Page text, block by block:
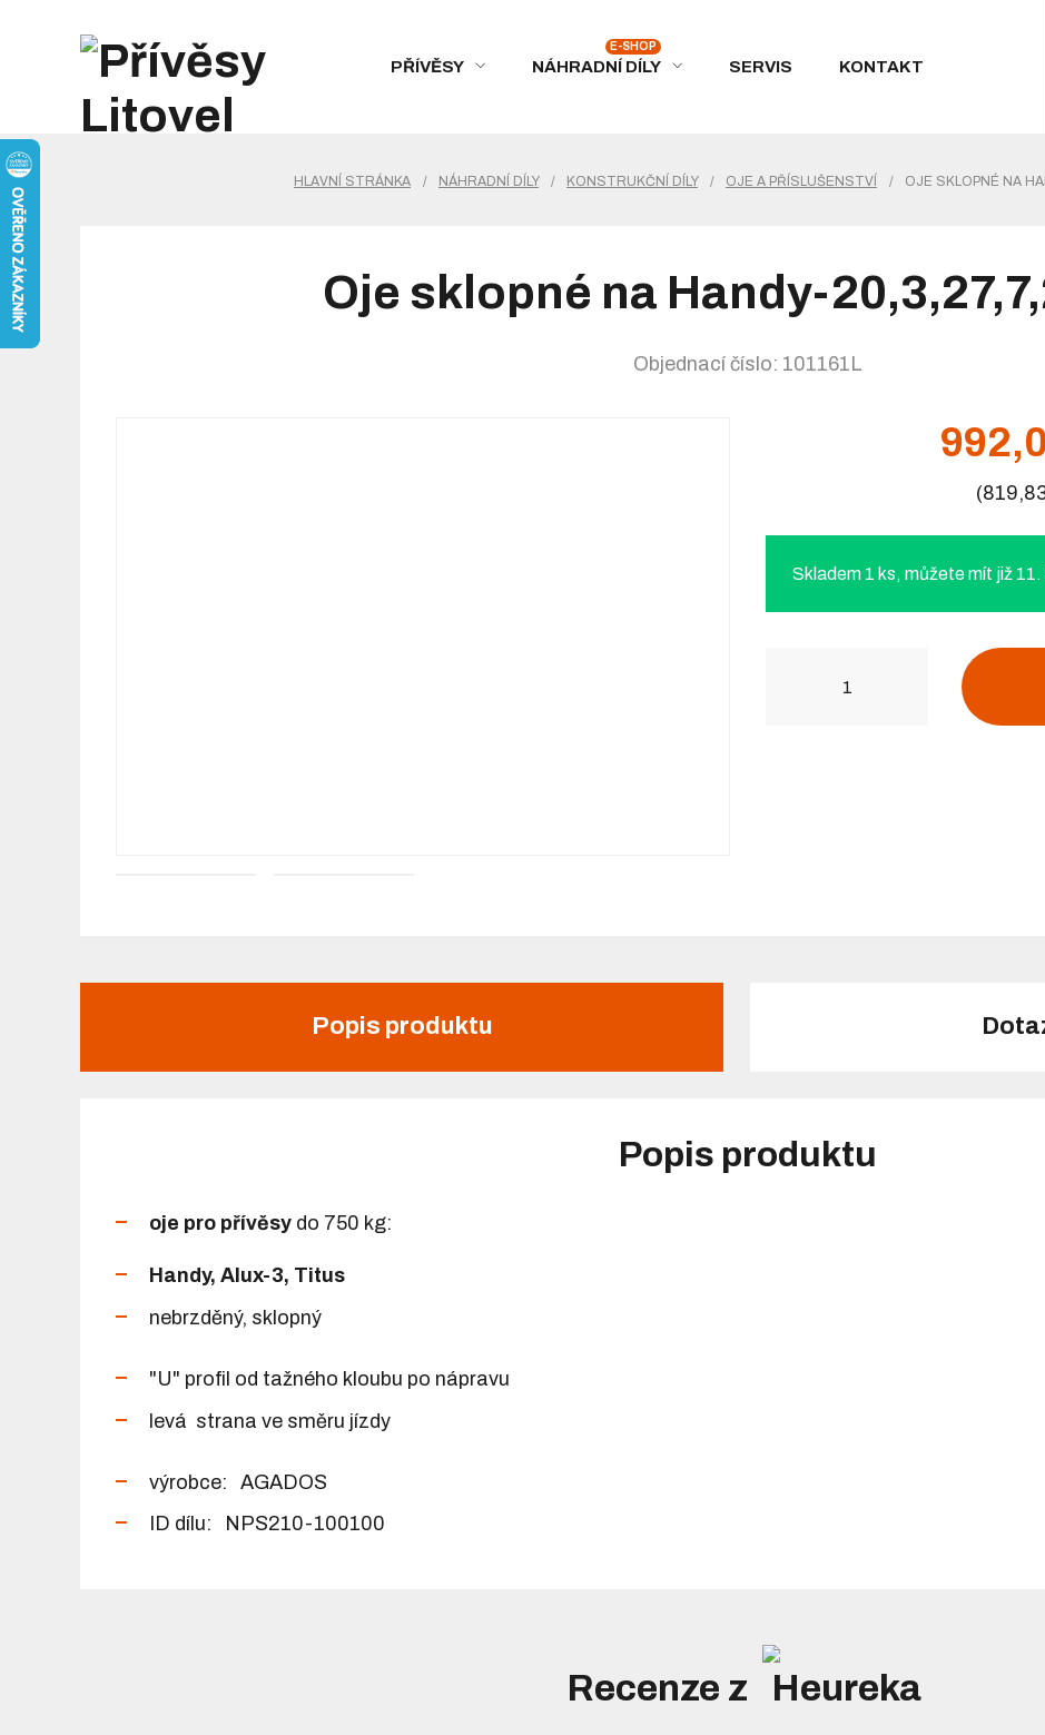
PŘÍVĚSY NÁHRADNÍ DÍLY SERVIS KONTAKT
HLAVNÍ STRÁNKA / NÁHRADNÍ DÍLY / KONSTRUKČNÍ DÍLY / OJE A PŘÍSLUŠENSTVÍ / OJE SKLOPNÉ NA
Oje sklopné na Handy-
Objednací číslo: 101161L
Skladem 1 ks, můžete mít již 11.
Popis produktu
Popis produktu
oje pro přívěsy do 750 kg:
Handy, Alux-3, Titus
nebrzděný, sklopný
"U" profil od tažného kloubu po nápravu
levá strana ve směru jízdy
výrobce: AGADOS
ID dílu: NPS210-100100
Recenze z